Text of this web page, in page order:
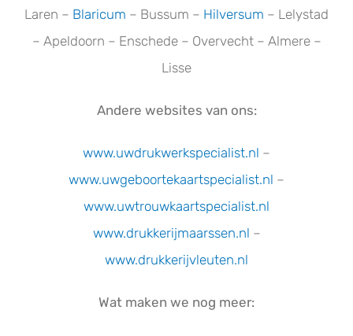
Laren – Blaricum – Bussum – Hilversum – Lelystad
– Apeldoorn – Enschede – Overvecht – Almere –
Lisse
Andere websites van ons:
www.uwdrukwerkspecialist.nl –
www.uwgeboortekaartspecialist.nl –
www.uwtrouwkaartspecialist.nl
www.drukkerijmaarssen.nl –
www.drukkerijvleuten.nl
Wat maken we nog meer: